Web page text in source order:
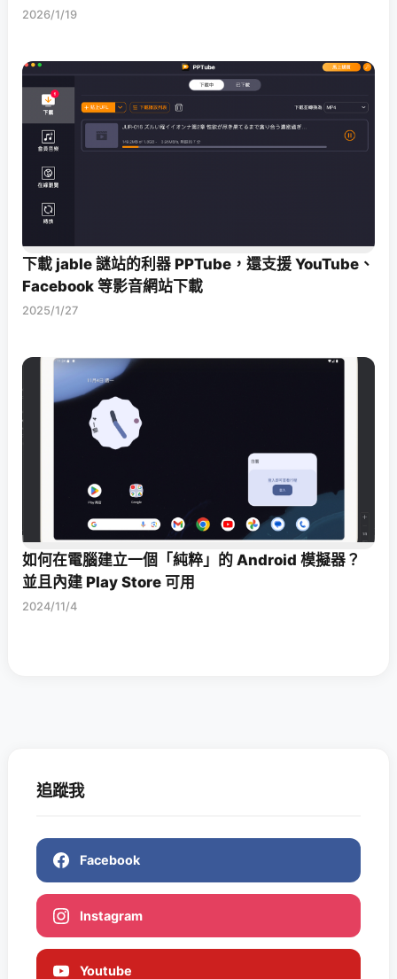
2026/1/19
下載 jable 謎站的利器 PPTube，還支援 YouTube、
Facebook 等影音網站下載
2025/1/27
如何在電腦建立一個「純粹」的 Android 模擬器？
並且內建 Play Store 可用
2024/11/4
追蹤我
Facebook
Instagram
Youtube